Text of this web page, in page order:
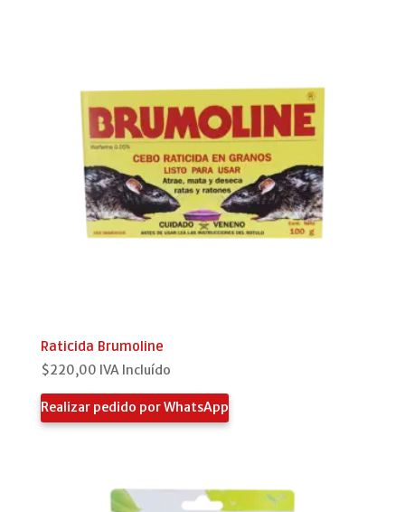
Raticida Brumoline
$220,00 IVA Incluído
Realizar pedido por WhatsApp